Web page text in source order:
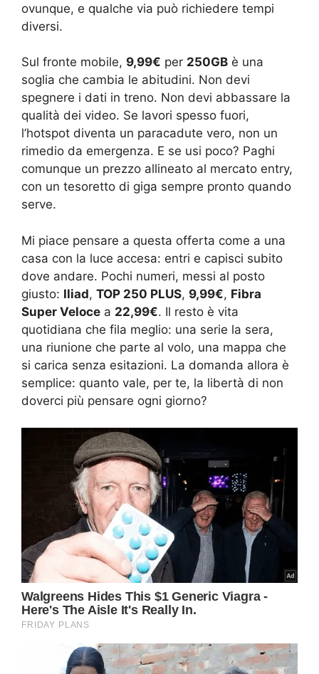
ovunque, e qualche via può richiedere tempi
diversi.
Sul fronte mobile, 9,99€ per 250GB è una
soglia che cambia le abitudini. Non devi
spegnere i dati in treno. Non devi abbassare la
qualità dei video. Se lavori spesso fuori,
l’hotspot diventa un paracadute vero, non un
rimedio da emergenza. E se usi poco? Paghi
comunque un prezzo allineato al mercato entry,
con un tesoretto di giga sempre pronto quando
serve.
Mi piace pensare a questa offerta come a una
casa con la luce accesa: entri e capisci subito
dove andare. Pochi numeri, messi al posto
giusto: Iliad, TOP 250 PLUS, 9,99€, Fibra
Super Veloce a 22,99€. Il resto è vita
quotidiana che fila meglio: una serie la sera,
una riunione che parte al volo, una mappa che
si carica senza esitazioni. La domanda allora è
semplice: quanto vale, per te, la libertà di non
doverci più pensare ogni giorno?